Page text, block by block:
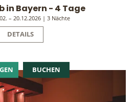
in Bayern - 4 Tage
– 20.12.2026 | 3 Nächte
DETAILS
BUCHEN